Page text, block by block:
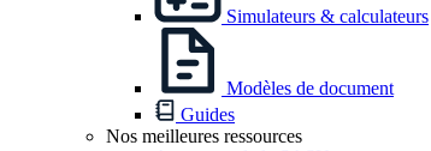
Simulateurs & calculateurs
Modèles de document
Guides
Nos meilleures ressources